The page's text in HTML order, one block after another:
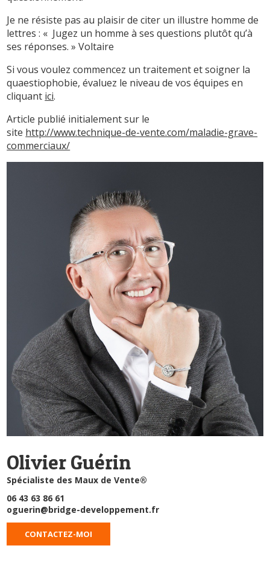
Je ne résiste pas au plaisir de citer un illustre homme de
lettres : « Jugez un homme à ses questions plutôt qu’à
ses réponses. » Voltaire
Si vous voulez commencez un traitement et soigner la
quaestiophobie, évaluez le niveau de vos équipes en
cliquant ici.
Article publié initialement sur le
site http://www.technique-de-vente.com/maladie-grave-
commerciaux/
Olivier Guérin
Spécialiste des Maux de Vente®
06 43 63 86 61
oguerin@bridge-developpement.fr
CONTACTEZ-MOI